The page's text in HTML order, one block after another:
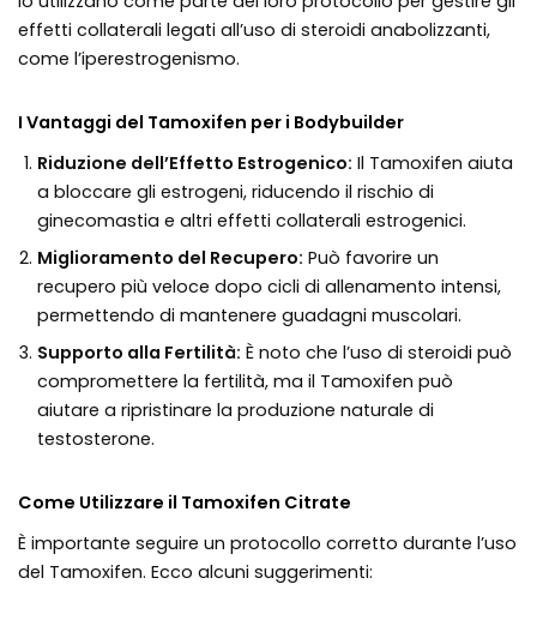
effetti collaterali legati all’uso di steroidi anabolizzanti,
come l’iperestrogenismo.
I Vantaggi del Tamoxifen per i Bodybuilder
Riduzione dell’Effetto Estrogenico: Il Tamoxifen aiuta
a bloccare gli estrogeni, riducendo il rischio di
ginecomastia e altri effetti collaterali estrogenici.
Miglioramento del Recupero: Può favorire un
recupero più veloce dopo cicli di allenamento intensi,
permettendo di mantenere guadagni muscolari.
Supporto alla Fertilità: È noto che l’uso di steroidi può
compromettere la fertilità, ma il Tamoxifen può
aiutare a ripristinare la produzione naturale di
testosterone.
Come Utilizzare il Tamoxifen Citrate
È importante seguire un protocollo corretto durante l’uso
del Tamoxifen. Ecco alcuni suggerimenti: